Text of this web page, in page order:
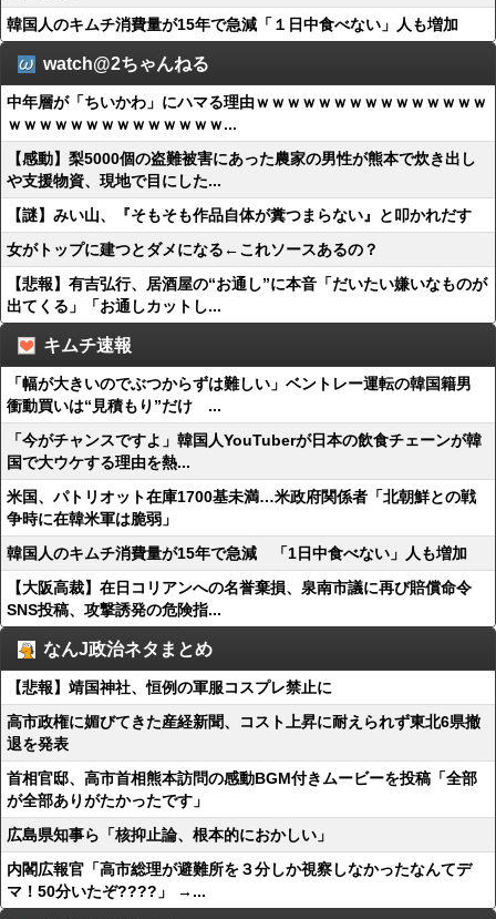
韓国人のキムチ消費量が15年で急減「１日中食べない」人も増加
watch@2ちゃんねる
中年層が「ちいかわ」にハマる理由ｗｗｗｗｗｗｗｗｗｗｗｗｗｗｗ
ｗｗｗｗｗｗｗｗｗｗｗｗｗｗ...
【感動】梨5000個の盗難被害にあった農家の男性が熊本で炊き出し
や支援物資、現地で目にした...
【謎】みい山、『そもそも作品自体が糞つまらない』と叩かれだす
女がトップに建つとダメになる←これソースあるの？
【悲報】有吉弘行、居酒屋の“お通し”に本音「だいたい嫌いなものが
出てくる」「お通しカットし...
キムチ速報
「幅が大きいのでぶつからずは難しい」ベントレー運転の韓国籍男
衝動買いは“見積もり”だけ ...
「今がチャンスですよ」韓国人YouTuberが日本の飲食チェーンが韓
国で大ウケする理由を熱...
米国、パトリオット在庫1700基未満…米政府関係者「北朝鮮との戦
争時に在韓米軍は脆弱」
韓国人のキムチ消費量が15年で急減 「1日中食べない」人も増加
【大阪高裁】在日コリアンへの名誉棄損、泉南市議に再び賠償命令
SNS投稿、攻撃誘発の危険指...
なんJ政治ネタまとめ
【悲報】靖国神社、恒例の軍服コスプレ禁止に
高市政権に媚びてきた産経新聞、コスト上昇に耐えられず東北6県撤
退を発表
首相官邸、高市首相熊本訪問の感動BGM付きムービーを投稿「全部
が全部ありがたかったです」
広島県知事ら「核抑止論、根本的におかしい」
内閣広報官「高市総理が避難所を３分しか視察しなかったなんてデ
マ！50分いたぞ????」 →...